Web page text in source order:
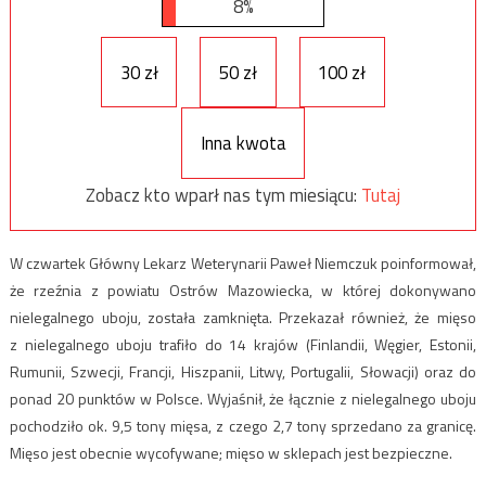
8%
30 zł 50 zł 100 zł
Inna kwota
Zobacz kto wparł nas tym miesiącu: Tutaj
W czwartek Główny Lekarz Weterynarii Paweł Niemczuk poinformował,
że rzeźnia z powiatu Ostrów Mazowiecka, w której dokonywano
nielegalnego uboju, została zamknięta. Przekazał również, że mięso
z nielegalnego uboju trafiło do 14 krajów (Finlandii, Węgier, Estonii,
Rumunii, Szwecji, Francji, Hiszpanii, Litwy, Portugalii, Słowacji) oraz do
ponad 20 punktów w Polsce. Wyjaśnił, że łącznie z nielegalnego uboju
pochodziło ok. 9,5 tony mięsa, z czego 2,7 tony sprzedano za granicę.
Mięso jest obecnie wycofywane; mięso w sklepach jest bezpieczne.